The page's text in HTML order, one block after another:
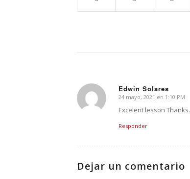
Edwin Solares
Dice:
24 mayo, 2021 en 1:10 PM
Excelent lesson Thanks.
Responder
Dejar un comentario